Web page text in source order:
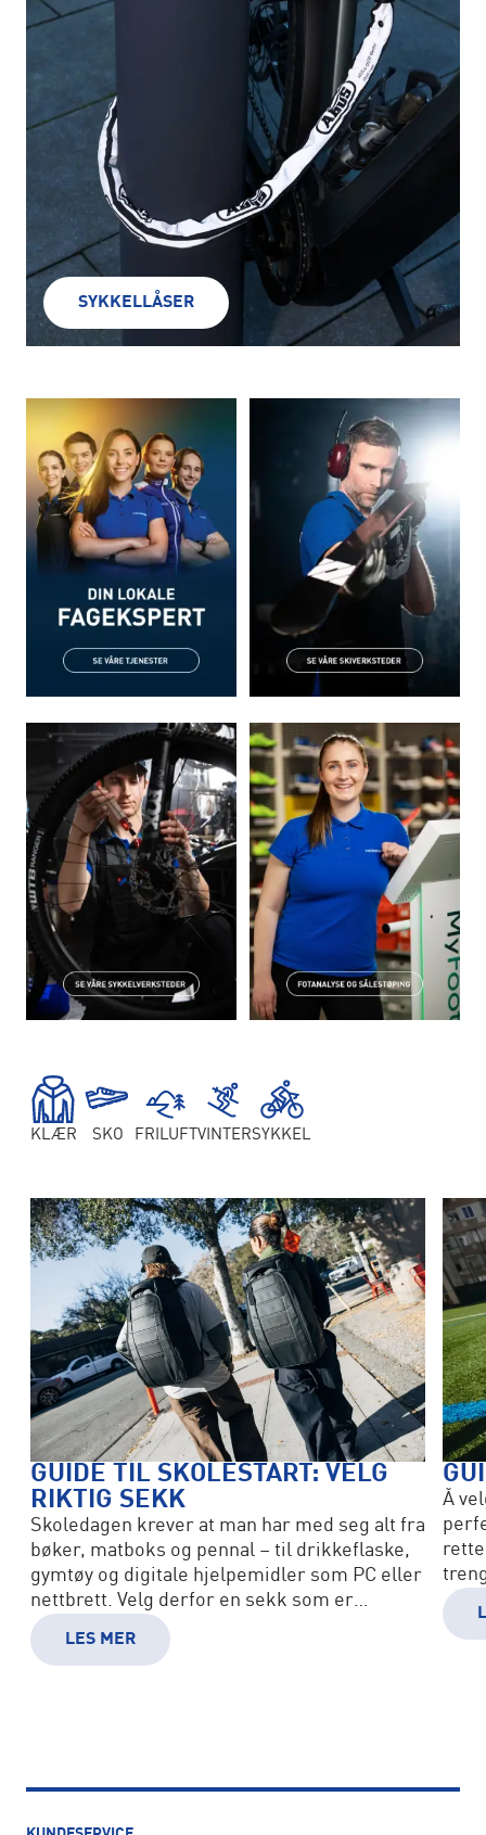
SYKKELLÅSER
KLÆR SKO FRILUFT VINTERSYKKEL
GUIDE TIL SKOLESTART: VELG
RIKTIG SEKK
Skoledagen krever at man har med seg alt fra
bøker, matboks og pennal – til drikkeflaske,
gymtøy og digitale hjelpemidler som PC eller
nettbrett. Velg derfor en sekk som er
tilpasset alder og behov.
LES MER
Å
eller